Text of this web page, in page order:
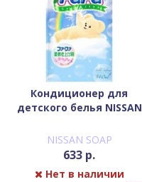
Кондиционер для
детского белья NISSAN
ароматом запасной блок
540 мл
NISSAN SOAP
633 р.
Нет в наличии